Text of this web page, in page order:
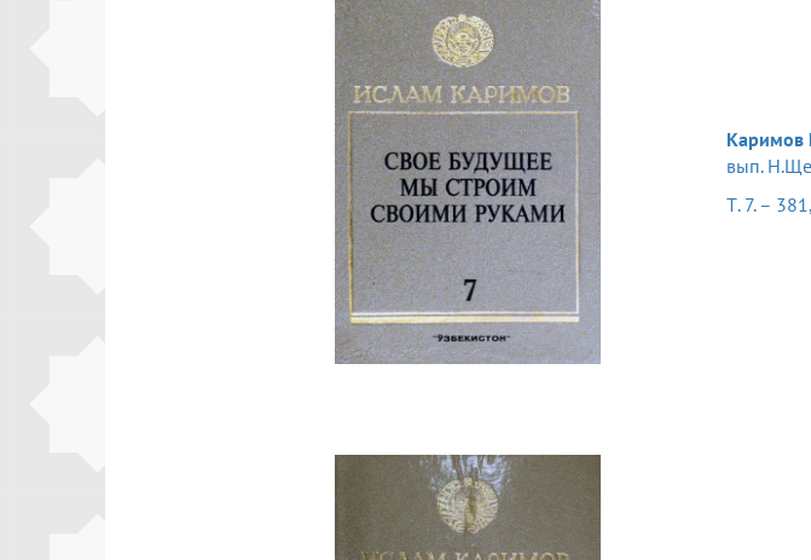
Каримов
вып.
Т. 7. –